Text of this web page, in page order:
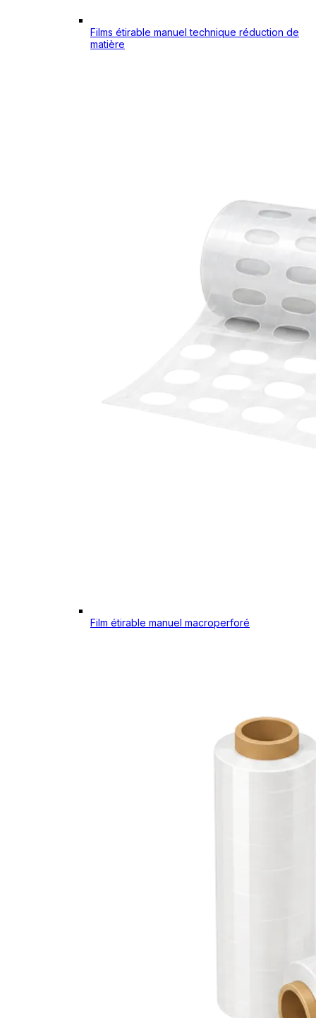
Films étirable manuel technique réduction de
matière
Film étirable manuel macroperforé